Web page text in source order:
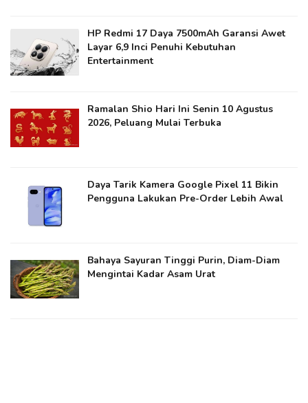
HP Redmi 17 Daya 7500mAh Garansi Awet
Layar 6,9 Inci Penuhi Kebutuhan
Entertainment
Ramalan Shio Hari Ini Senin 10 Agustus
2026, Peluang Mulai Terbuka
Daya Tarik Kamera Google Pixel 11 Bikin
Pengguna Lakukan Pre-Order Lebih Awal
Bahaya Sayuran Tinggi Purin, Diam-Diam
Mengintai Kadar Asam Urat